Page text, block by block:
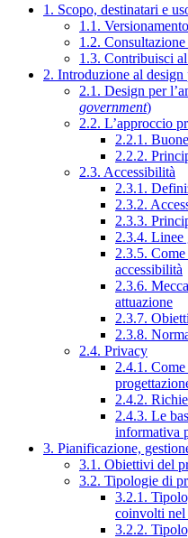
1. Scopo, destinatari e
1.1.
1.2.
1.3. Contribuisci
2. Introduzione al
2.1. Design per
government)
2.2. L’approccio
2.2.1.
2.2.2.
2.3. Accessibilità
2.3.1.
2.3.2.
2.3.3.
2.3.4. Linee
2.3.5.
accessibilità
2.3.6.
attuazione
2.3.7.
2.3.8.
2.4. Privacy
2.4.1.
2.4.2.
2.4.3. Le
informativa
3. Pianificazione,
3.1. Obiettivi del
3.2. Tipologie di
3.2.1.
coinvolti nel
3.2.2.